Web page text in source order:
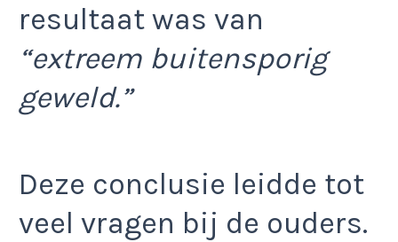
resultaat was van
“extreem buitensporig
geweld.”
Deze conclusie leidde tot
veel vragen bij de ouders.